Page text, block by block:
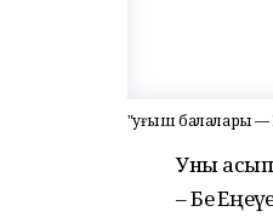
"Һуғыш балалары
Уны
– Беҙ